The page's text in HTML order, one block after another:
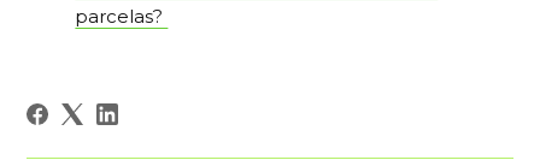
parcelas?